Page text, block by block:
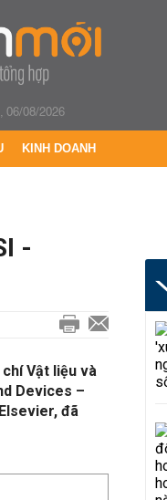
06/08/2026
KINH DOANH
-
Vật liệu và
Devices –
đã